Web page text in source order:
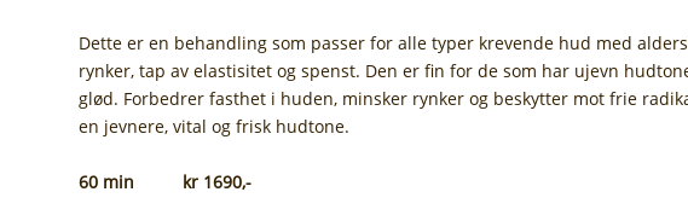
Dette er en behandling som passer for alle typer krevende hud med
rynker, tap av elastisitet og spenst. Den er fin for de som har ujevn
glød. Forbedrer fasthet i huden, minsker rynker og beskytter mot frie
en jevnere, vital og frisk hudtone.
60 min kr 1690,-